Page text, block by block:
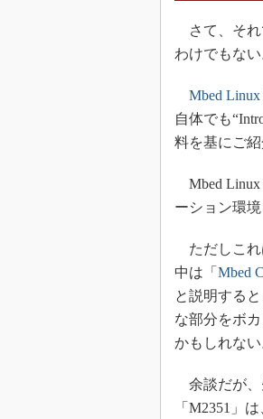
さて、それ
わけでもな
Mbed
自体でも
料を基にご紹
Mbed Linux
ーション環
ただしこれ
中は「 Mbed
と説明する
な部分をボ
かもしれない
余談だが、
「M2351」